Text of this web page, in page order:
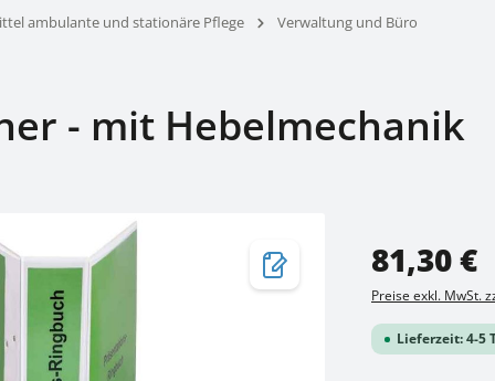
ambulante und stationäre Pflege Verwaltung und Büro
- mit Hebelmechanik
Regulärer Preis:
81,30 €
Preise exkl. MwSt.
Lieferzeit: 4-5